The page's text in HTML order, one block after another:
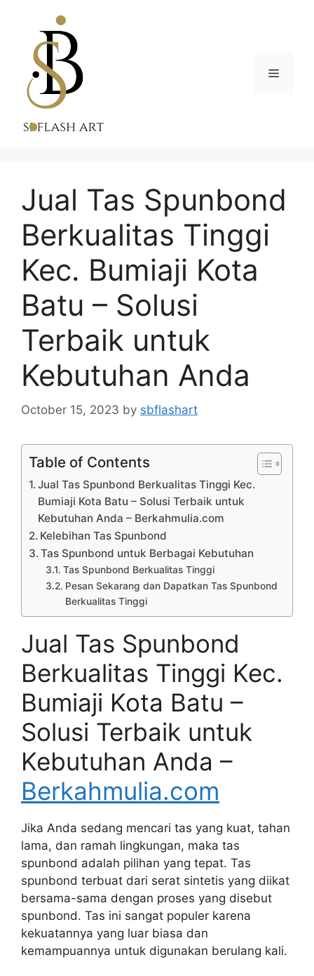
content
Menu
Jual Tas Spunbond
Berkualitas Tinggi
Kec. Bumiaji Kota
Batu – Solusi
Terbaik untuk
Kebutuhan Anda
October 15, 2023 by sbflashart
Table of Contents
Jual Tas Spunbond Berkualitas Tinggi Kec.
Bumiaji Kota Batu – Solusi Terbaik untuk
Kebutuhan Anda – Berkahmulia.com
Kelebihan Tas Spunbond
Tas Spunbond untuk Berbagai Kebutuhan
Tas Spunbond Berkualitas Tinggi
Pesan Sekarang dan Dapatkan Tas Spunbond
Berkualitas Tinggi
Jual Tas Spunbond
Berkualitas Tinggi Kec.
Bumiaji Kota Batu –
Solusi Terbaik untuk
Kebutuhan Anda –
Berkahmulia.com
Jika Anda sedang mencari tas yang kuat, tahan
lama, dan ramah lingkungan, maka tas
spunbond adalah pilihan yang tepat. Tas
spunbond terbuat dari serat sintetis yang diikat
bersama-sama dengan proses yang disebut
spunbond. Tas ini sangat populer karena
kekuatannya yang luar biasa dan
kemampuannya untuk digunakan berulang kali.